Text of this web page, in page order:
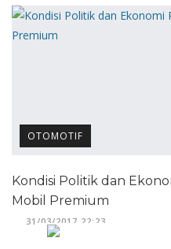
OTOMOTIF
Kondisi Politik dan
Mobil Premium
31/03/2017 22:23